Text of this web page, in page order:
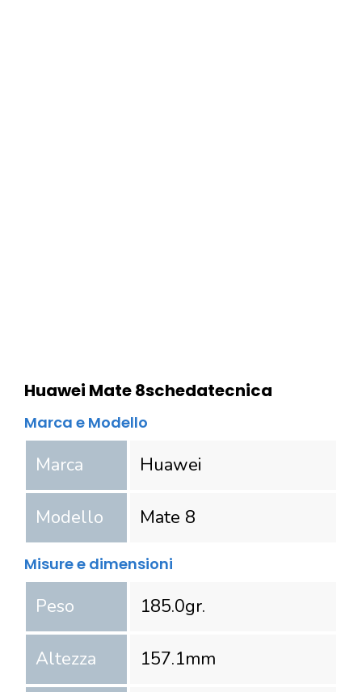
Huawei Mate 8schedatecnica
Marca e Modello
Marca Huawei
Modello Mate 8
Misure e dimensioni
Peso 185.0gr.
Altezza 157.1mm